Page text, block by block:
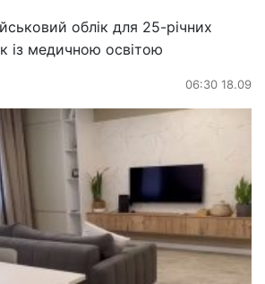
облік для 25-річних
із медичною освітою
06:30 18.09